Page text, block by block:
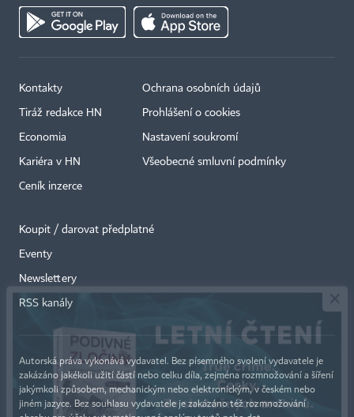
Kontakty
Tiráž redakce HN
Economia
Kariéra v HN
Ceník inzerce
Ochrana osobních údajů
Prohlášení o cookies
Nastavení soukromí
Všeobecné smluvní podmínky
Koupit / darovat předplatné
Eventy
Newslettery
RSS kanály
Autorská práva vykonává vydavatel. Bez písemného svolení vydavatele je
zakázáno jakékoli užití částí nebo celku díla, zejména rozmnožování a šíření
jakýmkoli způsobem, mechanickým nebo elektronickým, v českém nebo
jiném jazyce. Bez souhlasu vydavatele je zakázáno též rozmnožování